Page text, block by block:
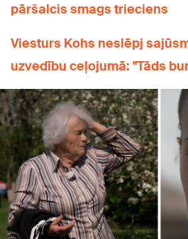
pāršalcis smags trieciens
Viesturs Kohs neslēpj
uzvedību ceļojumā: "Tāds